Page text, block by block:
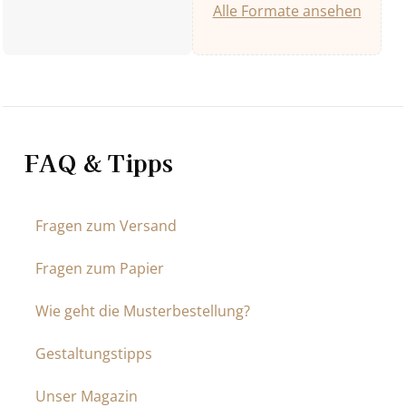
Alle Formate ansehen
FAQ & Tipps
Fragen zum Versand
Fragen zum Papier
Wie geht die Musterbestellung?
Gestaltungstipps
Unser Magazin